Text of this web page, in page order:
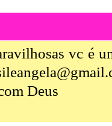
vc é
Deus